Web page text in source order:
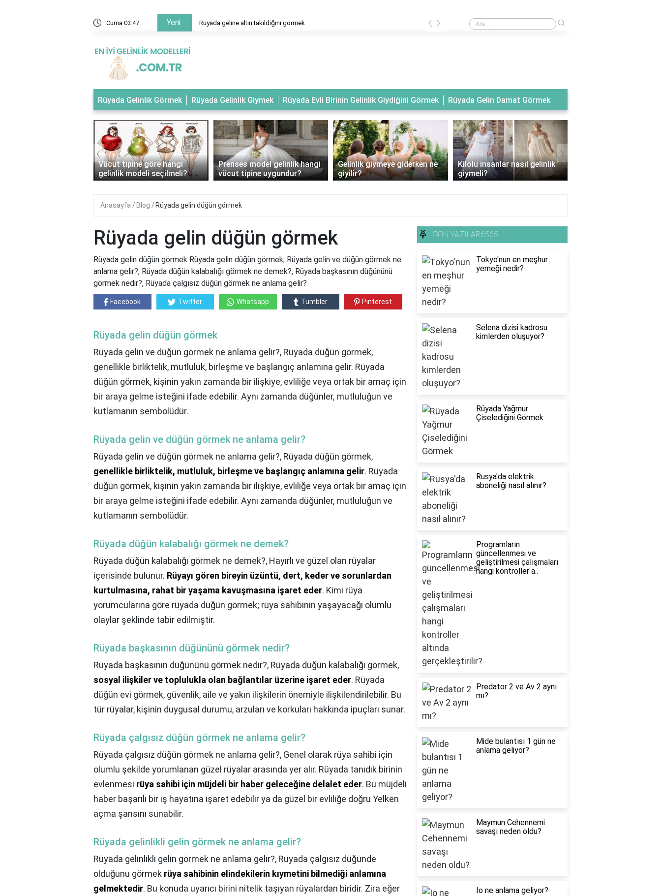
Cuma 03:47 Yeni
evlendiğini gelinlik giydiğini görmek Rüyada geline altın takıldığını görmek Rüyada tanıdık birinin gelinlik giydiğini görmek
‹ ›
Rüyada Gelinlik Görmek Rüyada Gelinlik Giymek Rüyada Evli Birinin Gelinlik Giydiğini Görmek Rüyada Gelin Damat Görmek
Vücut tipine göre hangi
gelinlik modeli seçilmeli?
Prenses model gelinlik hangi
vücut tipine uygundur?
Gelinlik giymeye giderken ne
giyilir?
Kilolu insanlar nasıl gelinlik
giymeli?
‹ ›
Anasayfa Blog Rüyada gelin düğün görmek
Rüyada gelin düğün görmek
Rüyada gelin düğün görmek Rüyada gelin düğün görmek, Rüyada gelin ve düğün görmek ne
anlama gelir?, Rüyada düğün kalabalığı görmek ne demek?, Rüyada başkasının düğününü
görmek nedir?, Rüyada çalgısız düğün görmek ne anlama gelir?
Facebook Twitter Whatsapp Tumbler Pinterest
Rüyada gelin düğün görmek
Rüyada gelin ve düğün görmek ne anlama gelir?, Rüyada düğün görmek,
genellikle birliktelik, mutluluk, birleşme ve başlangıç anlamına gelir. Rüyada
düğün görmek, kişinin yakın zamanda bir ilişkiye, evliliğe veya ortak bir amaç için
bir araya gelme isteğini ifade edebilir. Aynı zamanda düğünler, mutluluğun ve
kutlamanın sembolüdür.
Rüyada gelin ve düğün görmek ne anlama gelir?
Rüyada gelin ve düğün görmek ne anlama gelir?, Rüyada düğün görmek,
genellikle birliktelik, mutluluk, birleşme ve başlangıç anlamına gelir. Rüyada
düğün görmek, kişinin yakın zamanda bir ilişkiye, evliliğe veya ortak bir amaç için
bir araya gelme isteğini ifade edebilir. Aynı zamanda düğünler, mutluluğun ve
kutlamanın sembolüdür.
Rüyada düğün kalabalığı görmek ne demek?
Rüyada düğün kalabalığı görmek ne demek?, Hayırlı ve güzel olan rüyalar
içerisinde bulunur. Rüyayı gören bireyin üzüntü, dert, keder ve sorunlardan
kurtulmasına, rahat bir yaşama kavuşmasına işaret eder. Kimi rüya
yorumcularına göre rüyada düğün görmek; rüya sahibinin yaşayacağı olumlu
olaylar şeklinde tabir edilmiştir.
Rüyada başkasının düğününü görmek nedir?
Rüyada başkasının düğününü görmek nedir?, Rüyada düğün kalabalığı görmek,
sosyal ilişkiler ve toplulukla olan bağlantılar üzerine işaret eder. Rüyada
düğün evi görmek, güvenlik, aile ve yakın ilişkilerin önemiyle ilişkilendirilebilir. Bu
tür rüyalar, kişinin duygusal durumu, arzuları ve korkuları hakkında ipuçları sunar.
Rüyada çalgısız düğün görmek ne anlama gelir?
Rüyada çalgısız düğün görmek ne anlama gelir?, Genel olarak rüya sahibi için
olumlu şekilde yorumlanan güzel rüyalar arasında yer alır. Rüyada tanıdık birinin
evlenmesi rüya sahibi için müjdeli bir haber geleceğine delalet eder. Bu müjdeli
haber başarılı bir iş hayatına işaret edebilir ya da güzel bir evliliğe doğru Yelken
açma şansını sunabilir.
Rüyada gelinlikli gelin görmek ne anlama gelir?
Rüyada gelinlikli gelin görmek ne anlama gelir?, Rüyada çalgısız düğünde
olduğunu görmek rüya sahibinin elindekilerin kıymetini bilmediği anlamına
gelmektedir. Bu konuda uyarıcı birini nitelik taşıyan rüyalardan biridir. Zira eğer
SON YAZILAR6565
Tokyo'nun en meşhur
yemeği nedir?
Selena dizisi kadrosu
kimlerden oluşuyor?
Rüyada Yağmur
Çiselediğini Görmek
Rusya'da elektrik
aboneliği nasıl alınır?
Programların
güncellenmesi ve
geliştirilmesi çalışmaları
hangi kontroller a..
Predator 2 ve Av 2 aynı
mı?
Mide bulantısı 1 gün ne
anlama geliyor?
Maymun Cehennemi
savaşı neden oldu?
Io ne anlama geliyor?